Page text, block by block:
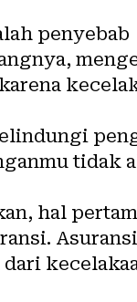
penyebab
tidak
hal
. Asuransi